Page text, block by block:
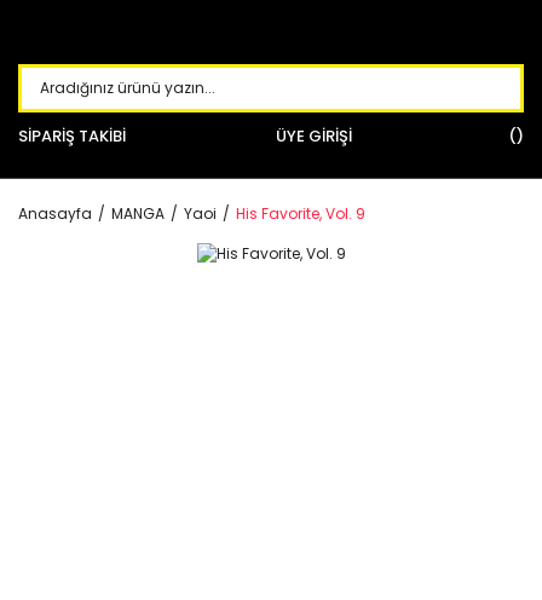
SİPARİŞ TAKİBİ ÜYE GİRİŞİ
Anasayfa MANGA Yaoi His Favorite, Vol. 9